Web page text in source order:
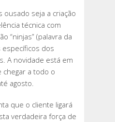
ousado seja a criação
técnica com
“ninjas” (palavra da
específicos dos
A novidade está em
chegar a todo o
agosto.
que o cliente ligará
verdadeira força de